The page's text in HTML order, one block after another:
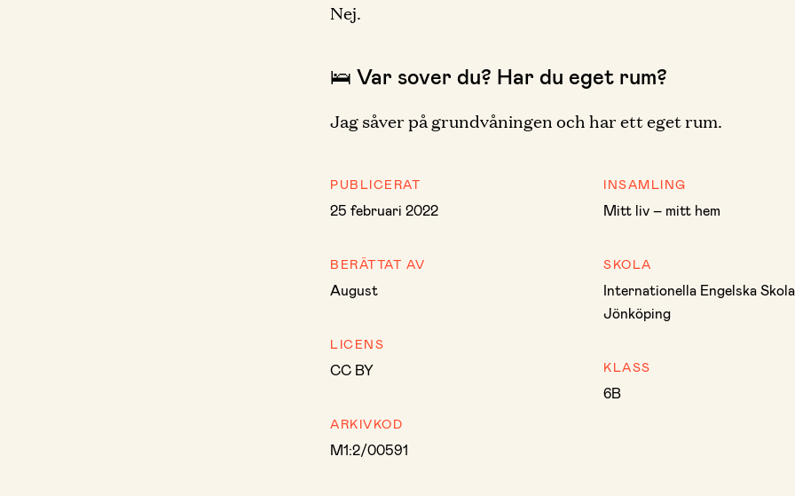
Nej.
🛌 Var sover du? Har du eget rum?
Jag såver på grundvåningen och har ett eget rum.
PUBLICERAT
25 februari 2022
BERÄTTAT AV
August
LICENS
CC BY
ARKIVKOD
M1:2/00591
INSAMLING
Mitt liv – mitt hem
SKOLA
Internationella Engelska
Jönköping
KLASS
6B